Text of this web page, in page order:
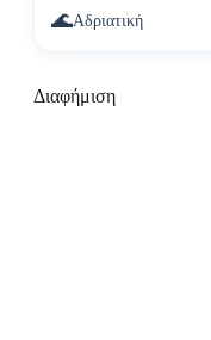
🌊Αδριατική
Διαφήμιση